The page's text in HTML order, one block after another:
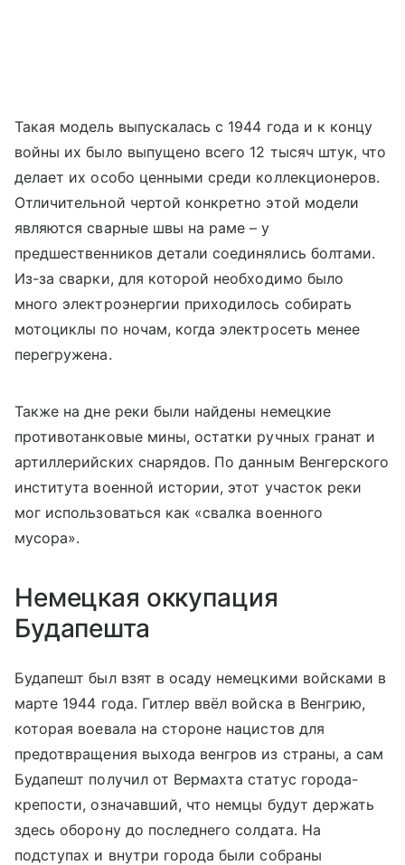
Такая модель выпускалась с 1944 года и к концу
войны их было выпущено всего 12 тысяч штук, что
делает их особо ценными среди коллекционеров.
Отличительной чертой конкретно этой модели
являются сварные швы на раме – у
предшественников детали соединялись болтами.
Из-за сварки, для которой необходимо было
много электроэнергии приходилось собирать
мотоциклы по ночам, когда электросеть менее
перегружена.
Также на дне реки были найдены немецкие
противотанковые мины, остатки ручных гранат и
артиллерийских снарядов. По данным Венгерского
института военной истории, этот участок реки
мог использоваться как «свалка военного
мусора».
Немецкая оккупация
Будапешта
Будапешт был взят в осаду немецкими войсками в
марте 1944 года. Гитлер ввёл войска в Венгрию,
которая воевала на стороне нацистов для
предотвращения выхода венгров из страны, а сам
Будапешт получил от Вермахта статус города-
крепости, означавший, что немцы будут держать
здесь оборону до последнего солдата. На
подступах и внутри города были собраны